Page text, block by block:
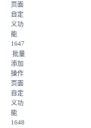
页面
自定
义功
能
1647
批量
添加
操作
页面
自定
义功
能
1648